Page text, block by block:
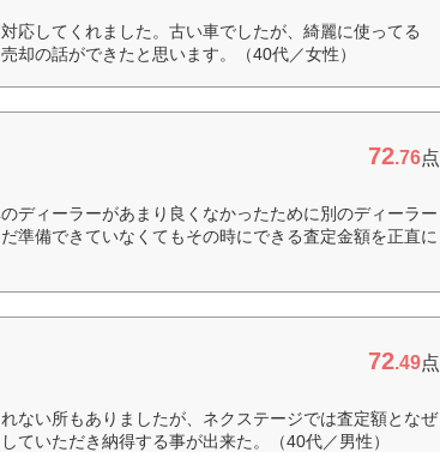
応してくれました。古い車でしたが、綺麗に使ってる
却の話ができたと思います。（40代／女性）
72.76点
ディーラーがあまり良くなかったために別のディーラー
準備できていなくてもその時にできる査定金額を正直に
72.49点
ない所もありましたが、ネクステージでは査定額となぜ
ていただき納得する事が出来た。（40代／男性）